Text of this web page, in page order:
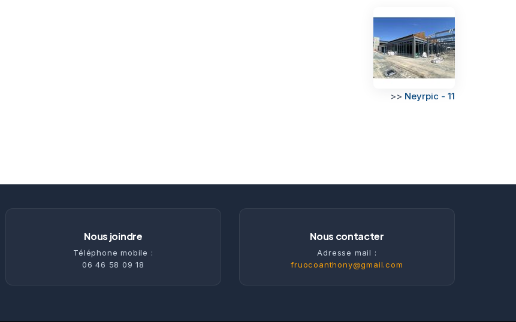
>> Neyrpic - 11
Nous joindre
Téléphone mobile :
06 46 58 09 18
Nous contacter
Adresse mail :
fruocoanthony@gmail.com